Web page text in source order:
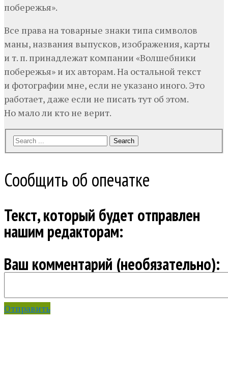
побережья».
Все права на товарные знаки типа символов
маны, названия выпусков, изображения, карты
и т. п. принадлежат компании «Волшебники
побережья» и их авторам. На остальной текст
и фотографии мне, если не указано иного. Это
работает, даже если не писать тут об этом.
Но мало ли кто не верит.
Search
Сообщить об опечатке
Текст, который будет отправлен
нашим редакторам:
Ваш комментарий (необязательно):
Отправить